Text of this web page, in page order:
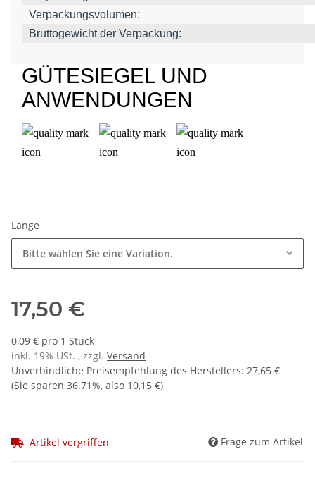
Verpackungsvolumen:
Bruttogewicht der Verpackung:
GÜTESIEGEL UND
ANWENDUNGEN
Länge
Bitte wählen Sie eine Variation.
17,50 €
0,09 € pro 1 Stück
inkl. 19% USt. , zzgl. Versand
Unverbindliche Preisempfehlung des Herstellers: 27,65 €
(Sie sparen 36.71%, also 10,15 €)
Artikel vergriffen Frage zum Artikel